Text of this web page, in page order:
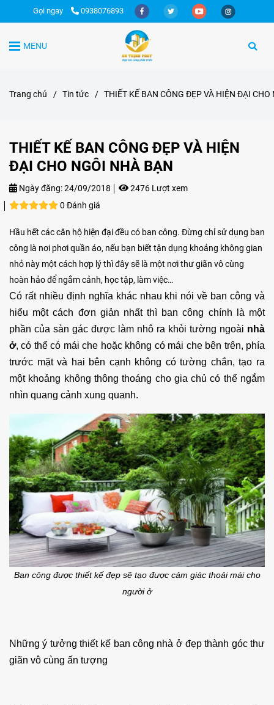
Gọi ngay 0938076893
MENU
Trang chủ / Tin tức / THIẾT KẾ BAN CÔNG ĐẸP VÀ HIỆN ĐẠI CHO
THIẾT KẾ BAN CÔNG ĐẸP VÀ HIỆN
ĐẠI CHO NGÔI NHÀ BẠN
Ngày đăng:24/09/2018
2476 Lượt xem
0 Đánh giá
Hầu hết các căn hộ hiện đại đều có ban công. Đừng chỉ sử dụng ban
công là nơi phơi quần áo, nếu bạn biết tận dụng khoảng không gian
nhỏ này một cách hợp lý thì đây sẽ là một nơi thư giãn vô cùng
hoàn hảo để ngắm cảnh, học tập, làm việc…
Có rất nhiều định nghĩa khác nhau khi nói về ban công và
hiểu một cách đơn giản nhất thì ban công chính là một
phần của sàn gác được làm nhô ra khỏi tường ngoài nhà
ở, có thể có mái che hoặc không có mái che bên trên, phía
trước mặt và hai bên cạnh không có tường chắn, tạo ra
một khoảng không thông thoáng cho gia chủ có thể ngắm
nhìn quang cảnh xung quanh.
Ban công được thiết kế đẹp sẽ tạo được cảm giác thoải mái cho
người ở
Những ý tưởng thiết kế ban công nhà ở đẹp thành góc thư
giãn vô cùng ấn tượng